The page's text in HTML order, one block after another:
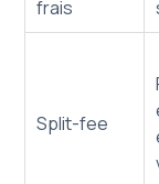
frais
Split-fee